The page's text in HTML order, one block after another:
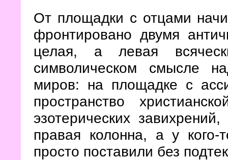
От площадки с отцами
фронтировано двумя
целая, а левая
символическом смысле
миров: на площадке с
пространство
эзотерических
правая колонна, а у
просто поставили без